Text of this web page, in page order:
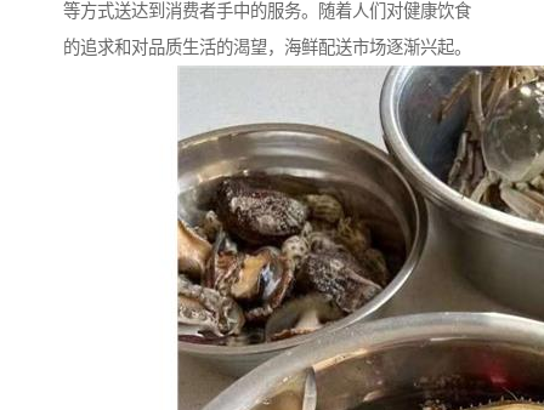
等方式送达到消费者手中的服务。随着人们对健康饮食
的追求和对品质生活的渴望，海鲜配送市场逐渐兴起。